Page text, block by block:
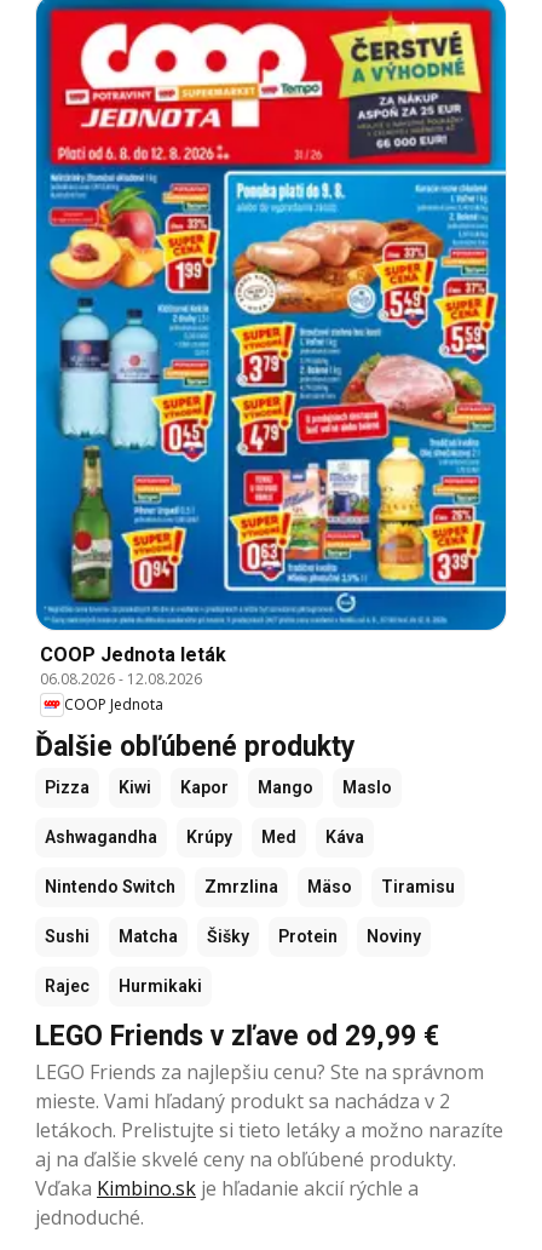
COOP Jednota leták
06.08.2026- 12.08.2026
COOP Jednota
Ďalšie obľúbené produkty
Pizza Kiwi Kapor Mango Maslo
Ashwagandha Krúpy Med Káva
Nintendo Switch Zmrzlina Mäso Tiramisu
Sushi Matcha Šišky Protein Noviny
Rajec Hurmikaki
LEGO Friends v zľave od 29,99 €
LEGO Friends za najlepšiu cenu? Ste na správnom
mieste. Vami hľadaný produkt sa nachádza v 2
letákoch. Prelistujte si tieto letáky a možno narazíte
aj na ďalšie skvelé ceny na obľúbené produkty.
Vďaka Kimbino.sk je hľadanie akcií rýchle a
jednoduché.